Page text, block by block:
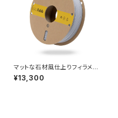
マットな石材風仕上りフィラメン
ト『StoneFill』
¥13,300